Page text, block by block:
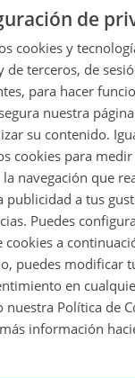
en CL
20,12m2
de
cookies y
de terceros, de
para hacer
nuestra
su contenido.
cookies para
navegación que
publicidad a tus
Puedes
cookies a
puedes modificar
en
nuestra Política de
información